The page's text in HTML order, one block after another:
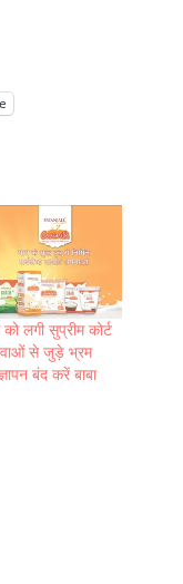
लगी सुप्रीम कोर्ट
से जुड़े भ्रम
बंद करें बाबा